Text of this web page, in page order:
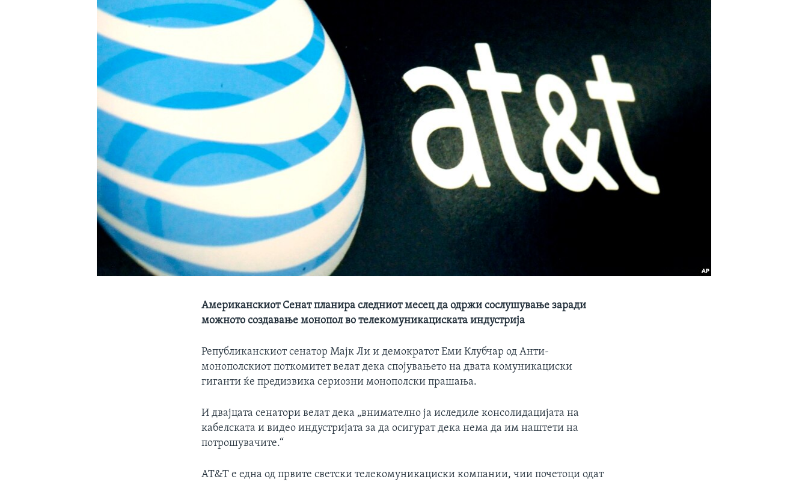
Американскиот Сенат планира следниот месец да одржи сослушување заради
можното создавање монопол во телекомуникациската индустрија
Републиканскиот сенатор Мајк Ли и демократот Еми Клубчар од Анти-
монополскиот поткомитет велат дека спојувањето на двата комуникациски
гиганти ќе предизвика сериозни монополски прашања.
И двајцата сенатори велат дека „внимателно ја иследиле консолидацијата на
кабелската и видео индустријата за да осигурат дека нема да им наштети на
потрошувачите.“
AT&T е една од првите светски телекомуникациски компании, чии почетоци одат